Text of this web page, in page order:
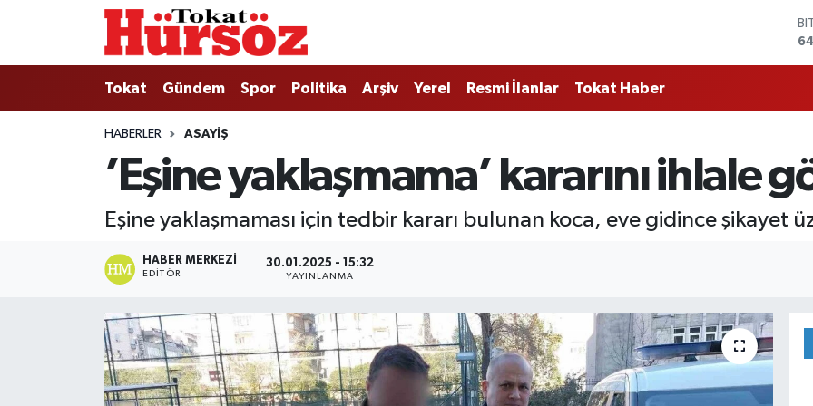
Tokat Gündem Spor Politika Arşiv Yerel Resmi İlanlar Tokat Haber
HABERLER ASAYIŞ
’Eşine yaklaşmama’ kararını ihlale
Eşine yaklaşmaması için tedbir kararı bulunan koca, eve gidince şikayet
HABER MERKEZI
EDITÖR
30.01.2025 - 15:32
YAYINLANMA
Tokat
Türkiye Gündemi
Gündem
Tokat Spor
Nöbetçi Eczaneler
Hava Durumu
Tokat Namaz Vakitleri
Süper Lig Puan Durumu ve Fikstür
Son Dakika Haberleri
Haber Arşivi